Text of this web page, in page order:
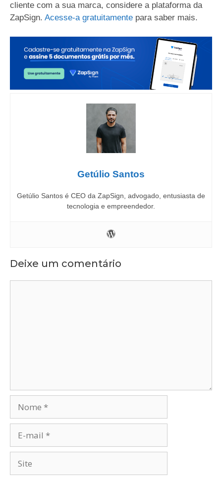
cliente com a sua marca, considere a plataforma da
ZapSign. Acesse-a gratuitamente para saber mais.
Getúlio Santos
Getúlio Santos é CEO da ZapSign, advogado, entusiasta de
tecnologia e empreendedor.
Deixe um comentário